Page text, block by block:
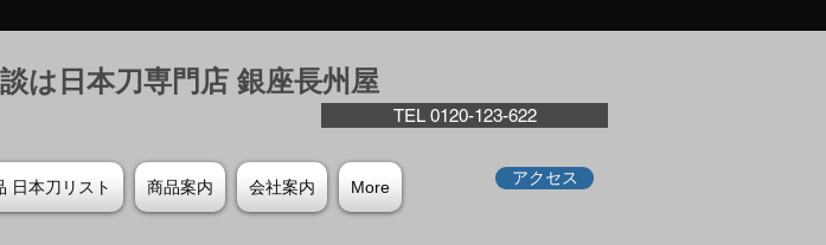
は日本刀専門店 銀座⻑州屋
TEL 0120-123-622
日本刀リスト 商品案内 会社案内 More アクセス